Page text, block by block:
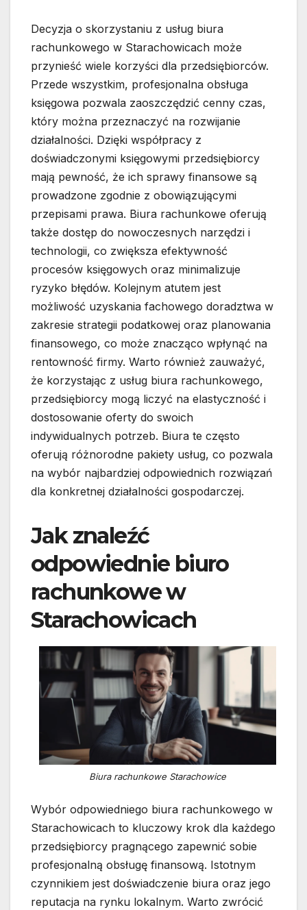
Decyzja o skorzystaniu z usług biura
rachunkowego w Starachowicach może
przynieść wiele korzyści dla przedsiębiorców.
Przede wszystkim, profesjonalna obsługa
księgowa pozwala zaoszczędzić cenny czas,
który można przeznaczyć na rozwijanie
działalności. Dzięki współpracy z
doświadczonymi księgowymi przedsiębiorcy
mają pewność, że ich sprawy finansowe są
prowadzone zgodnie z obowiązującymi
przepisami prawa. Biura rachunkowe oferują
także dostęp do nowoczesnych narzędzi i
technologii, co zwiększa efektywność
procesów księgowych oraz minimalizuje
ryzyko błędów. Kolejnym atutem jest
możliwość uzyskania fachowego doradztwa w
zakresie strategii podatkowej oraz planowania
finansowego, co może znacząco wpłynąć na
rentowność firmy. Warto również zauważyć,
że korzystając z usług biura rachunkowego,
przedsiębiorcy mogą liczyć na elastyczność i
dostosowanie oferty do swoich
indywidualnych potrzeb. Biura te często
oferują różnorodne pakiety usług, co pozwala
na wybór najbardziej odpowiednich rozwiązań
dla konkretnej działalności gospodarczej.
Jak znaleźć
odpowiednie biuro
rachunkowe w
Starachowicach
Biura rachunkowe Starachowice
Wybór odpowiedniego biura rachunkowego w
Starachowicach to kluczowy krok dla każdego
przedsiębiorcy pragnącego zapewnić sobie
profesjonalną obsługę finansową. Istotnym
czynnikiem jest doświadczenie biura oraz jego
reputacja na rynku lokalnym. Warto zwrócić